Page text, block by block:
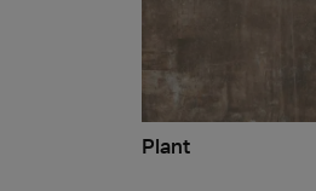
Plant